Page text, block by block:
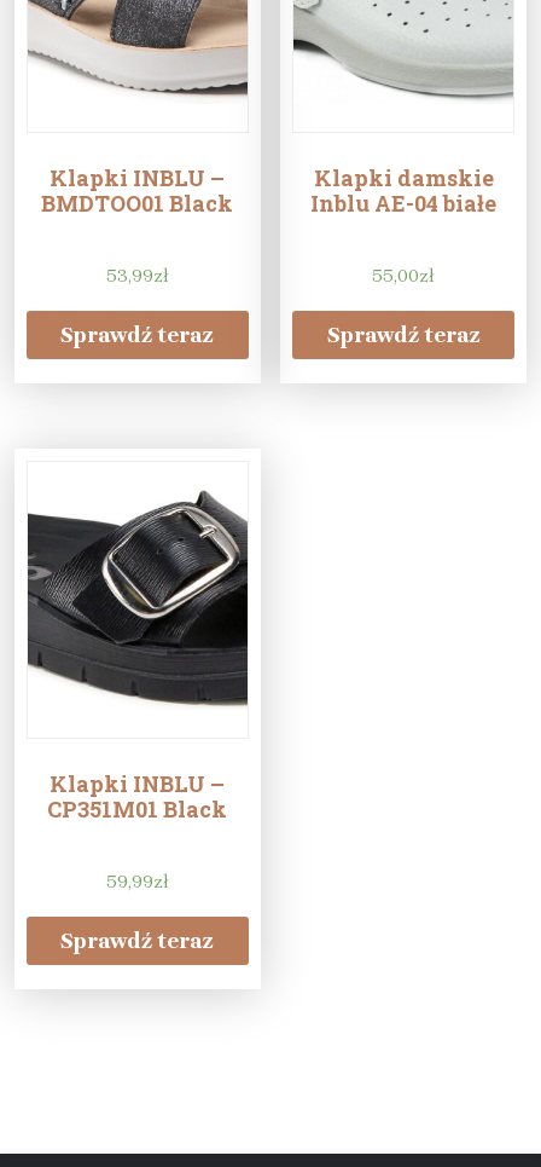
Klapki INBLU –
BMDTOO01 Black
53,99zł
Sprawdź teraz
Klapki damskie
Inblu AE-04 białe
55,00zł
Sprawdź teraz
Klapki INBLU –
CP351M01 Black
59,99zł
Sprawdź teraz